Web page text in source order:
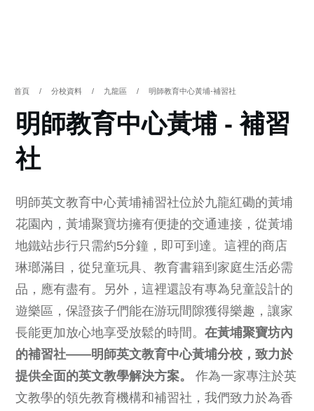
首頁 / 分校資料 / 九龍區 / 明師教育中心黃埔-補習社
明師教育中心黃埔 - 補習
社
明師英文教育中心黃埔補習社位於九龍紅磡的黃埔
花園內，黃埔聚寶坊擁有便捷的交通連接，從黃埔
地鐵站步行只需約5分鐘，即可到達。這裡的商店
琳瑯滿目，從兒童玩具、教育書籍到家庭生活必需
品，應有盡有。另外，這裡還設有專為兒童設計的
遊樂區，保證孩子們能在游玩間隙獲得樂趣，讓家
長能更加放心地享受放鬆的時間。 在黃埔聚寶坊內
的補習社——明師英文教育中心黃埔分校，致力於
提供全面的英文教學解決方案。
作為一家專注於英
文教學的領先教育機構和補習社，我們致力於為香